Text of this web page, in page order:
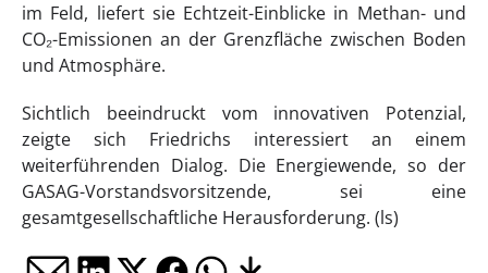
im Feld, liefert sie Echtzeit-Einblicke in Methan- und
CO₂-Emissionen an der Grenzfläche zwischen Boden
und Atmosphäre.
Sichtlich beeindruckt vom innovativen Potenzial,
zeigte sich Friedrichs interessiert an einem
weiterführenden Dialog. Die Energiewende, so der
GASAG-Vorstandsvorsitzende, sei eine
gesamtgesellschaftliche Herausforderung. (ls)